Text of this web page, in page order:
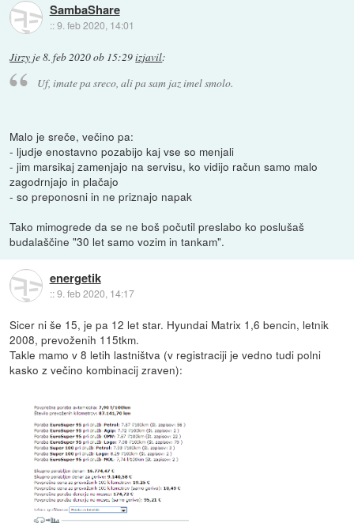
SambaShare
::9. feb 2020, 14:01
Jirzy je8. feb 2020 ob 15:29izjavil:
Uf, imate pa sreco, ali pa sam jaz imel smolo.
Malo je sreče, večino pa:
- ljudje enostavno pozabijo kaj vse so menjali
- jim marsikaj zamenjajo na servisu, ko vidijo račun samo malo
zagodrnjajo in plačajo
- so preponosni in ne priznajo napak
Tako mimogrede da se ne boš počutil preslabo ko poslušaš
budalaščine "30 let samo vozim in tankam".
energetik
::9. feb 2020, 14:17
Sicer ni še 15, je pa 12 let star. Hyundai Matrix 1,6 bencin, letnik
2008, prevoženih 115tkm.
Takle mamo v 8 letih lastništva (v registraciji je vedno tudi polni
kasko z večino kombinacij zraven):